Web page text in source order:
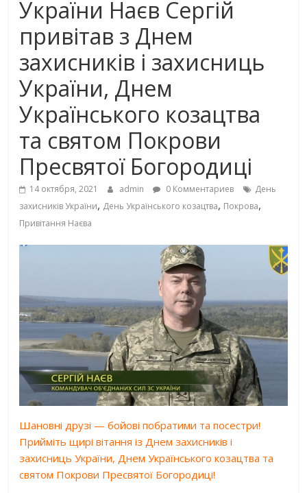
України Наєв Сергій
привітав з Днем
захисників і захисниць
України, Днем
Українського козацтва
та святом Покрови
Пресвятої Богородиці
14 октября, 2021 admin 0 Комментариев
День
захисників України, День Українського козацтва, Покрова,
Привітання Наєва
Шановні друзі — бойові побратими та посестри!
Прийміть щирі вітання із Днем захисників і
захисниць України, Днем Українського козацтва та
святом Покрови Пресвятої Богородиці!